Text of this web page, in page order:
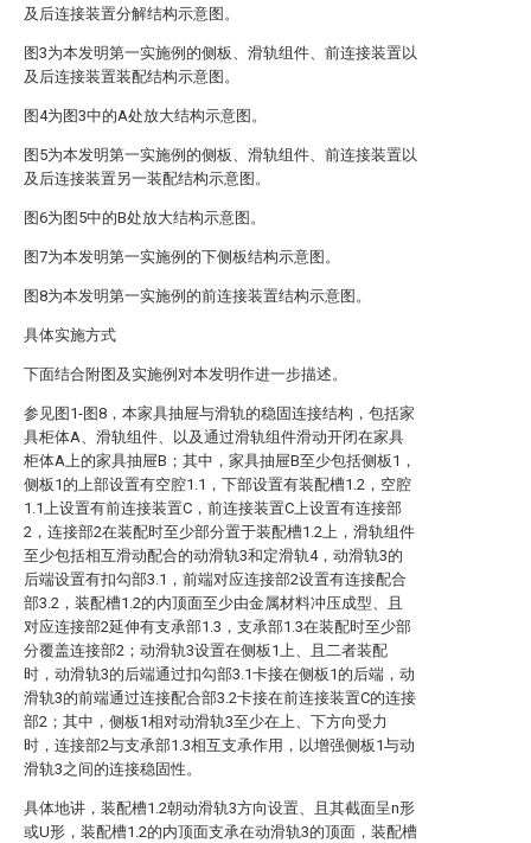
及后连接装置分解结构示意图。
图3为本发明第一实施例的侧板、滑轨组件、前连接装置以
及后连接装置装配结构示意图。
图4为图3中的A处放大结构示意图。
图5为本发明第一实施例的侧板、滑轨组件、前连接装置以
及后连接装置另一装配结构示意图。
图6为图5中的B处放大结构示意图。
图7为本发明第一实施例的下侧板结构示意图。
图8为本发明第一实施例的前连接装置结构示意图。
具体实施方式
下面结合附图及实施例对本发明作进一步描述。
参见图1-图8，本家具抽屉与滑轨的稳固连接结构，包括家
具柜体A、滑轨组件、以及通过滑轨组件滑动开闭在家具
柜体A上的家具抽屉B；其中，家具抽屉B至少包括侧板1，
侧板1的上部设置有空腔1.1，下部设置有装配槽1.2，空腔
1.1上设置有前连接装置C，前连接装置C上设置有连接部
2，连接部2在装配时至少部分置于装配槽1.2上，滑轨组件
至少包括相互滑动配合的动滑轨3和定滑轨4，动滑轨3的
后端设置有扣勾部3.1，前端对应连接部2设置有连接配合
部3.2，装配槽1.2的内顶面至少由金属材料冲压成型、且
对应连接部2延伸有支承部1.3，支承部1.3在装配时至少部
分覆盖连接部2；动滑轨3设置在侧板1上、且二者装配
时，动滑轨3的后端通过扣勾部3.1卡接在侧板1的后端，动
滑轨3的前端通过连接配合部3.2卡接在前连接装置C的连接
部2；其中，侧板1相对动滑轨3至少在上、下方向受力
时，连接部2与支承部1.3相互支承作用，以增强侧板1与动
滑轨3之间的连接稳固性。
具体地讲，装配槽1.2朝动滑轨3方向设置、且其截面呈n形
或U形，装配槽1.2的内顶面支承在动滑轨3的顶面，装配槽